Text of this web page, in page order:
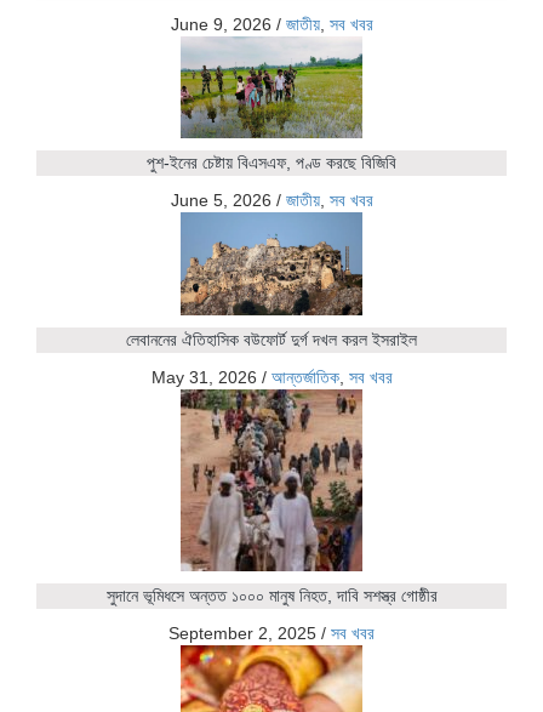
June 9, 2026 / জাতীয়, সব খবর
পুশ-ইনের চেষ্টায় বিএসএফ, পণ্ড করছে বিজিবি
June 5, 2026 / জাতীয়, সব খবর
লেবাননের ঐতিহাসিক বউফোর্ট দুর্গ দখল করল ইসরাইল
May 31, 2026 / আন্তর্জাতিক, সব খবর
সুদানে ভূমিধসে অন্তত ১০০০ মানুষ নিহত, দাবি সশস্ত্র গোষ্ঠীর
September 2, 2025 / সব খবর